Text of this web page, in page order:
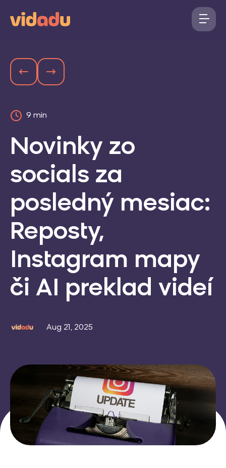
9 min
Novinky zo
socials za
posledný mesiac:
Reposty,
Instagram mapy
či AI preklad videí
Aug 21, 2025